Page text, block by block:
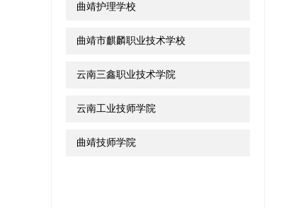
曲靖护理学校
曲靖市麒麟职业技术学校
云南三鑫职业技术学院
云南工业技师学院
曲靖技师学院